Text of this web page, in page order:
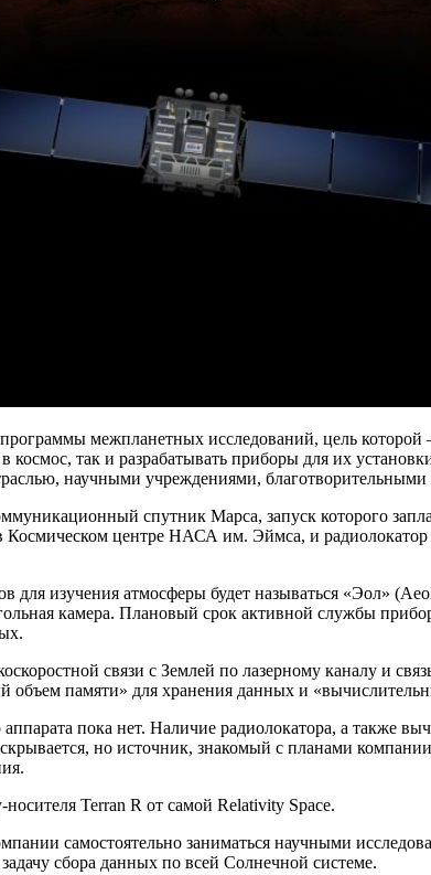
межпланетных исследований, цель
так и разрабатывать приборы для их
научными учреждениями,
спутник Марса, запуск которого
центре НАСА им. Эймса, и радиолокатор
изучения атмосферы будет называться «Эол»
камера. Плановый срок активной службы
связи с Землей по лазерному каналу и
памяти» для хранения данных и
пока нет. Наличие радиолокатора, а также
но источник, знакомый с планами
Terran R от самой Relativity Space.
самостоятельно заниматься научными
сбора данных по всей Солнечной системе.